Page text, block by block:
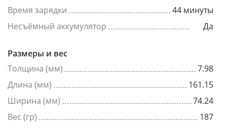
Время зарядки
44 минуты
Несъёмный аккумулятор
Да
Размеры и вес
Толщина (мм)
7.98
Длина (мм)
161.15
Ширина (мм)
74.24
Вес (гр)
187